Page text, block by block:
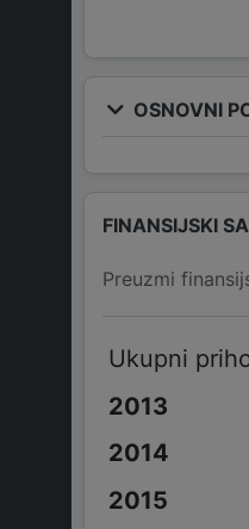
OSNOVNI
FINANSIJSKI
Preuzmi
Ukupni